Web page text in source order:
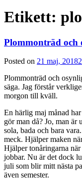
Etikett:
Plommonträd och
Posted on 21 maj, 2018
Plommonträd och
säga. Jag förstår
morgon till kväll.
En härlig maj månad
gör man då? Jo, man är
sola, bada och bara
meck. Hjälper maken
Hjälper tonåringarna
jobbar. Nu är det dock
juli som blir mitt nästa
även semester.